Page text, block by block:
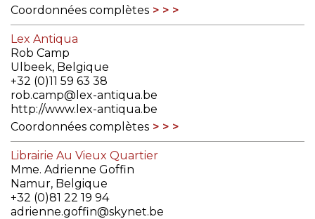
Coordonnées complètes
Lex Antiqua
Rob Camp
Ulbeek, Belgique
+32 (0)11 59 63 38
rob.camp@lex-antiqua.be
http://www.lex-antiqua.be
Coordonnées complètes
Librairie Au Vieux Quartier
Mme. Adrienne Goffin
Namur, Belgique
+32 (0)81 22 19 94
adrienne.goffin@skynet.be